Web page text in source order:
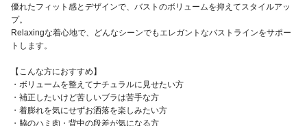
優れたフィット感とデザインで、バストのボリュームを抑えてスタイルアッ
プ。
Relaxingな着心地で、どんなシーンでもエレガントなバストラインをサポー
トします。
【こんな方におすすめ】
・ボリュームを整えてナチュラルに見せたい方
・補正したいけど苦しいブラは苦手な方
・着膨れを気にせずお洒落を楽しみたい方
・脇のハミ肉・背中の段差が気になる方